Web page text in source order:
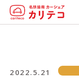
ステーション検索
2022.5.21